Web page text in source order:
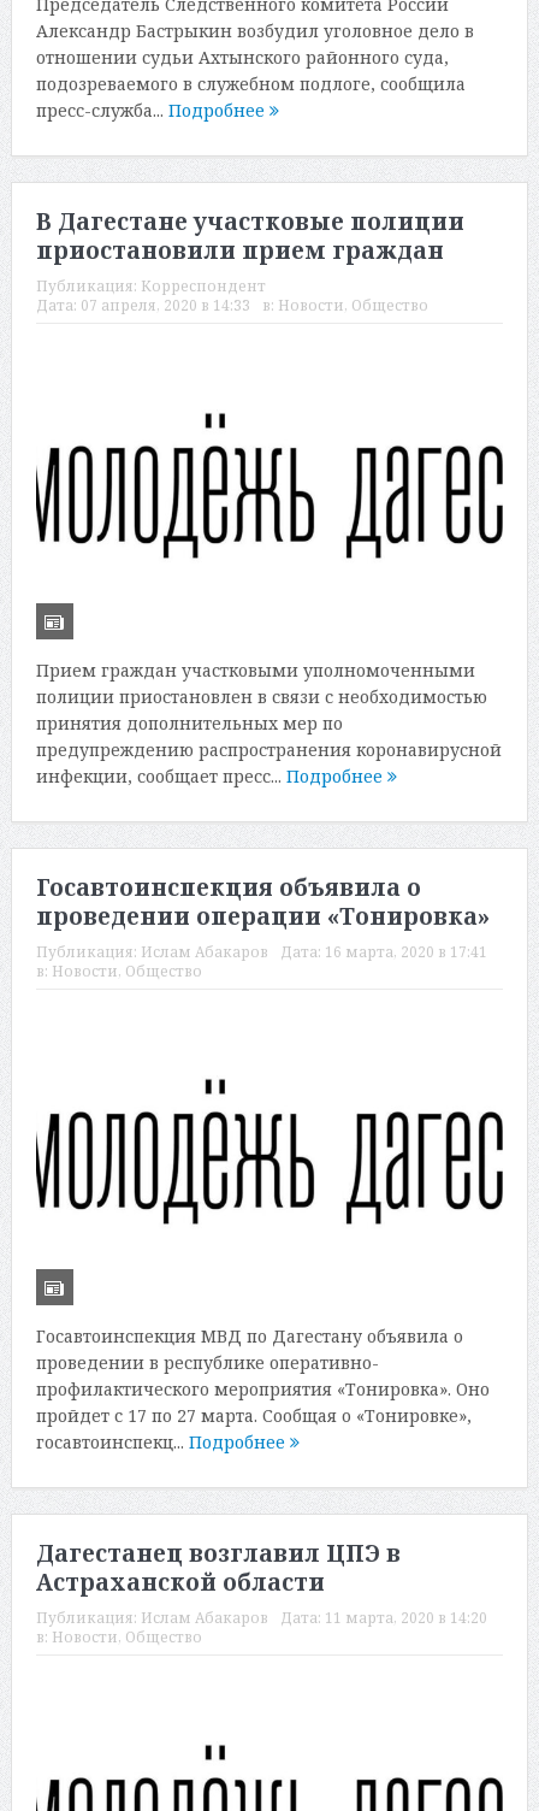
Александр Бастрыкин возбудил уголовное дело в
отношении судьи Ахтынского районного суда,
подозреваемого в служебном подлоге, сообщила
пресс-служба... Подробнее
В Дагестане участковые полиции
приостановили прием граждан
Публикация: Корреспондент
Дата: 07 апреля, 2020 в 14:33 в: Новости, Общество
Прием граждан участковыми уполномоченными
полиции приостановлен в связи с необходимостью
принятия дополнительных мер по
предупреждению распространения коронавирусной
инфекции, сообщает пресс... Подробнее
Госавтоинспекция объявила о
проведении операции «Тонировка»
Публикация: Ислам Абакаров Дата: 16 марта, 2020 в 17:41
в: Новости, Общество
Госавтоинспекция МВД по Дагестану объявила о
проведении в республике оперативно-
профилактического мероприятия «Тонировка». Оно
пройдет с 17 по 27 марта. Сообщая о «Тонировке»,
госавтоинспекц... Подробнее
Дагестанец возглавил ЦПЭ в
Астраханской области
Публикация: Ислам Абакаров Дата: 11 марта, 2020 в 14:20
в: Новости, Общество